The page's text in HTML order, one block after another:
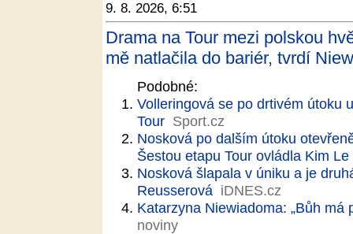
9. 8. 2026, 6:51
Drama na Tour mezi polskou
mě natlačila do bariér, tvrdí
Podobné:
Volleringová se po drtivém útoku
Tour Sport.cz
Nosková po dalším útoku
Šestou etapu Tour ovládla Kim Le
Nosková šlapala v úniku a je
Reusserová iDNES.cz
Katarzyna Niewiadoma: „Bůh má
noviny